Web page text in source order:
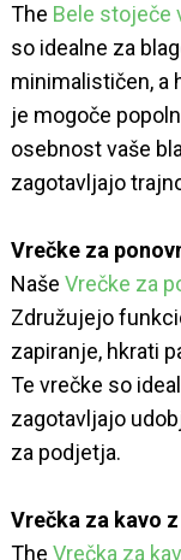
The Bele stoječe
so idealne za
minimalističen, a
je mogoče
osebnost vaše
zagotavljajo
Vrečke za
Naše Vrečke za
Združujejo
zapiranje, hkrati
Te vrečke so
zagotavljajo
za podjetja.
Vrečka za kavo
The Vrečka za